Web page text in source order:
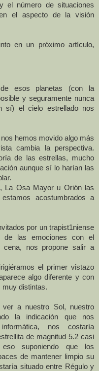
el número de situaciones
el aspecto de la visión
en un próximo artículo,
esos planetas (con la
y seguramente nunca
sí) el cielo estrellado nos
hemos movido algo más
cambia la perspectiva.
de las estrellas, mucho
aunque sí lo harían las
La OsaMayor u Orión las
acostumbrados a
por un trapist1niense
las emociones con el
nos propone salir a
el primer vistazo
algo diferente y con
muy distintas.
ver a nuestro Sol, nuestro
la indicación que nos
nos costaría
de magnitud 5.2 casi
suponiendo que los
de mantener limpio su
situado entre Régulo y